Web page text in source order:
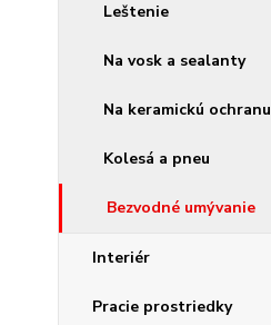
Leštenie
Na vosk a sealanty
Na keramickú ochranu
Kolesá a pneu
Bezvodné umývanie
Interiér
Pracie prostriedky